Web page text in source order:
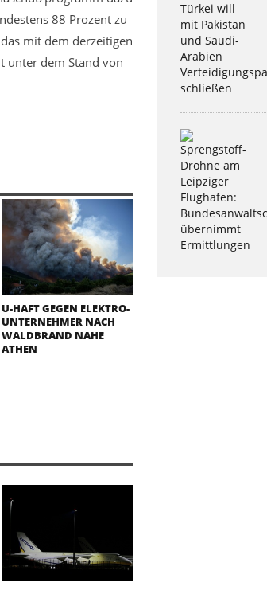
88 Prozent zu
mit dem derzeitigen
unter dem Stand von
U-HAFT GEGEN ELEKTRO-
UNTERNEHMER NACH
WALDBRAND NAHE
ATHEN